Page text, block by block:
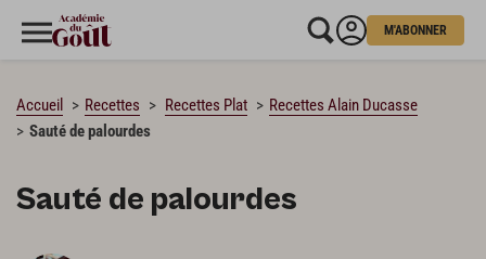
M'ABONNER
Accueil Recettes Recettes Plat
Recettes Alain Ducasse
Sauté de palourdes
Sauté de palourdes
CHARGEMENT…